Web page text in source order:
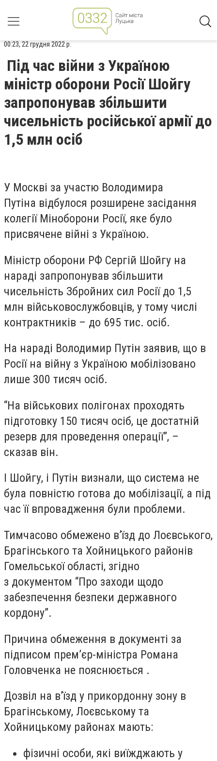
00:23, 22 грудня 2022 р.
Під час війни з Україною
міністр оборони Росії Шойгу
запропонував збільшити
чисельність російської армії до
1,5 млн осіб
У Москві за участю Володимира
Путіна відбулося розширене засідання
колегії Міноборони Росії, яке було
присвячене війні з Україною.
Міністр оборони РФ Сергій Шойгу на
нараді запропонував збільшити
чисельність Збройних сил Росії до 1,5
млн військовослужбовців, у тому числі
контрактників – до 695 тис. осіб.
На нараді Володимир Путін заявив, що в
Росії на війну з Україною мобілізовано
лише 300 тисяч осіб.
“На військових полігонах проходять
підготовку 150 тисяч осіб, це достатній
резерв для проведення операції”, –
сказав він.
І Шойгу, і Путін визнали, що система не
була повністю готова до мобілізації, а під
час її впровадження були проблеми.
Тимчасово обмежено в’їзд до Лоєвського,
Брагінського та Хойницького районів
Гомельської області, згідно
з документом “Про заходи щодо
забезпечення безпеки державного
кордону”.
Причина обмеження в документі за
підписом прем’єр-міністра Романа
Головченка не пояснюється .
Дозвіл на в’їзд у прикордонну зону в
Брагінському, Лоєвському та
Хойницькому районах мають:
фізичні особи, які виїжджають у